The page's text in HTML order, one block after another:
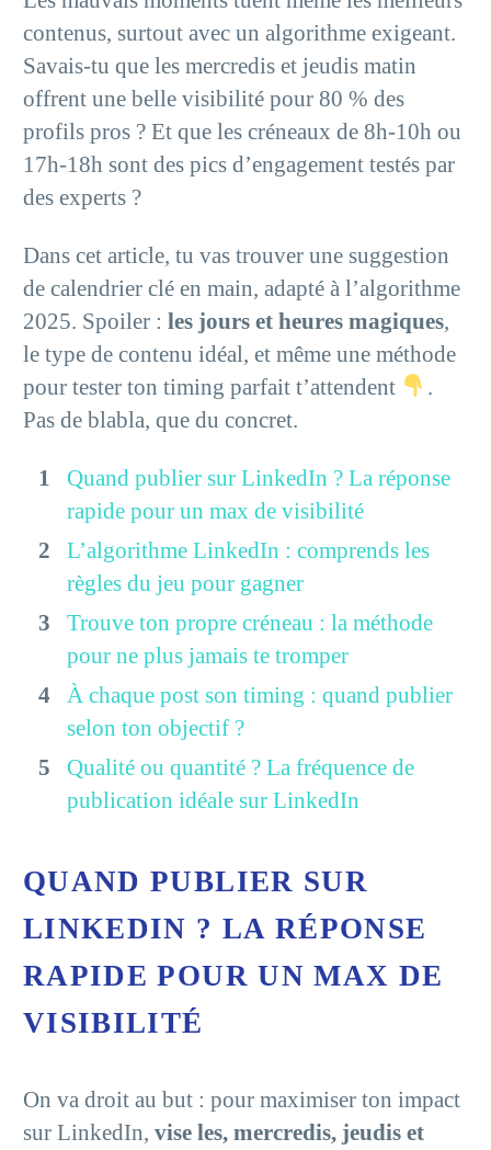
contenus, surtout avec un algorithme exigeant.
Savais-tu que les mercredis et jeudis matin
offrent une belle visibilité pour 80 % des
profils pros ? Et que les créneaux de 8h-10h ou
17h-18h sont des pics d’engagement testés par
des experts ?
Dans cet article, tu vas trouver une suggestion
de calendrier clé en main, adapté à l’algorithme
2025. Spoiler : les jours et heures magiques,
le type de contenu idéal, et même une méthode
pour tester ton timing parfait t’attendent
.
Pas de blabla, que du concret.
Quand publier sur LinkedIn ? La réponse
rapide pour un max de visibilité
L’algorithme LinkedIn : comprends les
règles du jeu pour gagner
Trouve ton propre créneau : la méthode
pour ne plus jamais te tromper
À chaque post son timing : quand publier
selon ton objectif ?
Qualité ou quantité ? La fréquence de
publication idéale sur LinkedIn
QUAND PUBLIER SUR
LINKEDIN ? LA RÉPONSE
RAPIDE POUR UN MAX DE
VISIBILITÉ
On va droit au but : pour maximiser ton impact
sur LinkedIn, vise les, mercredis, jeudis et